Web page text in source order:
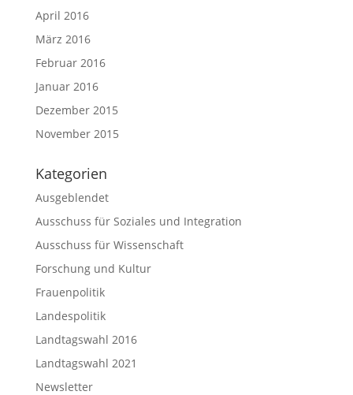
April 2016
März 2016
Februar 2016
Januar 2016
Dezember 2015
November 2015
Kategorien
Ausgeblendet
Ausschuss für Soziales und Integration
Ausschuss für Wissenschaft
Forschung und Kultur
Frauenpolitik
Landespolitik
Landtagswahl 2016
Landtagswahl 2021
Newsletter